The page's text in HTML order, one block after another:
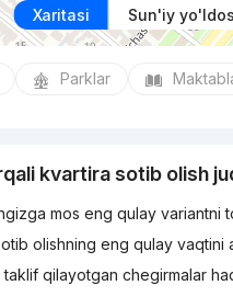
Xaritasi Sun'iy
Parklar
kvartira sotib olish
mos eng qulay variantni
olishning eng qulay vaqtini
qilayotgan chegirmalar